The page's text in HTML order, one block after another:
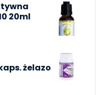
20ml
żelazo